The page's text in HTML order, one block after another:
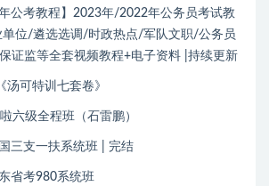
公考教程】2023年/2022年公务员考试教
位/遴选选调/时政热点/军队文职/公务员
证监等全套视频教程+电子资料 |持续更新
汤可特训七套卷》
六级全程班（石雷鹏）
三支一扶系统班 | 完结
省考980系统班